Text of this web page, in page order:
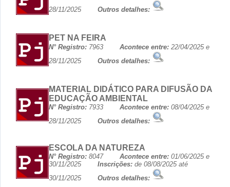
28/11/2025 Outros detalhes:
PET NA FEIRA
N° Registro: 7963 Acontece entre: 22/04/2025 e
28/11/2025 Outros detalhes:
MATERIAL DIDÁTICO PARA DIFUSÃO DA
EDUCAÇÃO AMBIENTAL
N° Registro: 7933 Acontece entre: 08/04/2025 e
28/11/2025 Outros detalhes:
ESCOLA DA NATUREZA
N° Registro: 8047 Acontece entre: 01/06/2025 e
30/11/2025 Inscrições: de 08/08/2025 até
30/11/2025 Outros detalhes: